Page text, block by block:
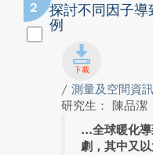
2
探討不同因子
例
/ 測量及空間資
研究生： 陳品潔
全球暖化
劇，其中又